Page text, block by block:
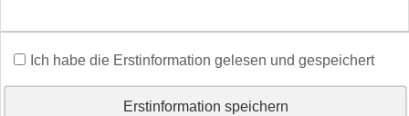
An­ge­bot an­for­dern
Ich habe die Erstinformation gelesen und gespeichert
Erstinformation speichern